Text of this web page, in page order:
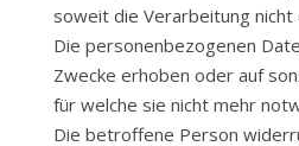
soweit die Verarbeitung
Die personenbezogenen
Zwecke erhoben oder auf
für welche sie nicht mehr
Die betroffene Person